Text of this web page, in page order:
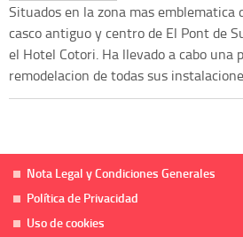
Situados en la zona mas emblematica
casco antiguo y centro de El Pont de
el Hotel Cotori. Ha llevado a cabo una
remodelacion de todas sus
Nota Legal y Condiciones Generales
Política de Privacidad
Uso de cookies